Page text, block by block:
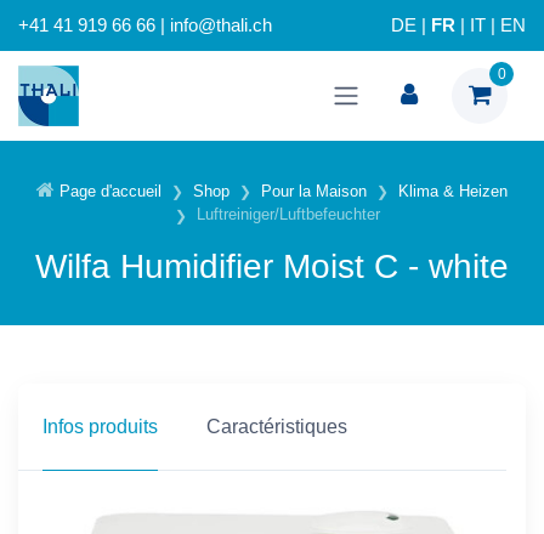
+41 41 919 66 66 | info@thali.ch DE FR IT EN
0
Page d'accueil Shop Pour la Maison
Klima & Heizen
Luftreiniger/Luftbefeuchter
Wilfa Humidifier Moist C - white
Infos produits Caractéristiques